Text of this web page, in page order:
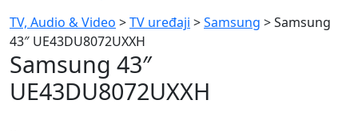
TV, Audio & Video >TV uređaji >Samsung > Samsung
43″ UE43DU8072UXXH
Samsung 43″
UE43DU8072UXXH